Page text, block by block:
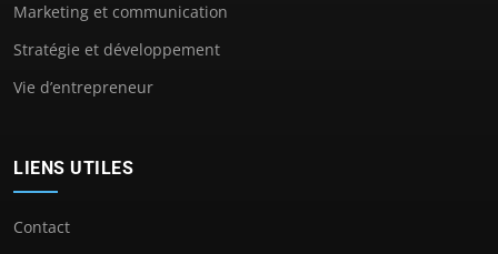
Marketing et communication
Stratégie et développement
Vie d’entrepreneur
LIENS UTILES
Contact